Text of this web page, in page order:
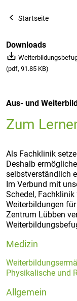
navigate_before Startseite
Downloads
save_alt
(pdf, 91.85 KB)
Aus- und
Zum
Als Fachklinik
Deshalb
selbstverständlich
Im Verbund mit
Schedel,
Weiterbildungen
Zentrum Lübben
Medizin
Physikalische und
Allgemein